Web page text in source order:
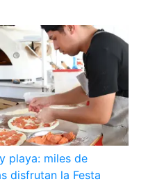
playa: miles de
disfrutan la Festa